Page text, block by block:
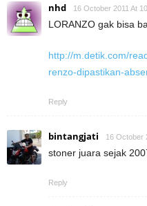
nhd 16 October 2011 At
LORANZO gak bisa
http://m.detik.com/
renzo-dipastikan-
Reply
bintangjati 16 October
stoner juara sejak
Reply